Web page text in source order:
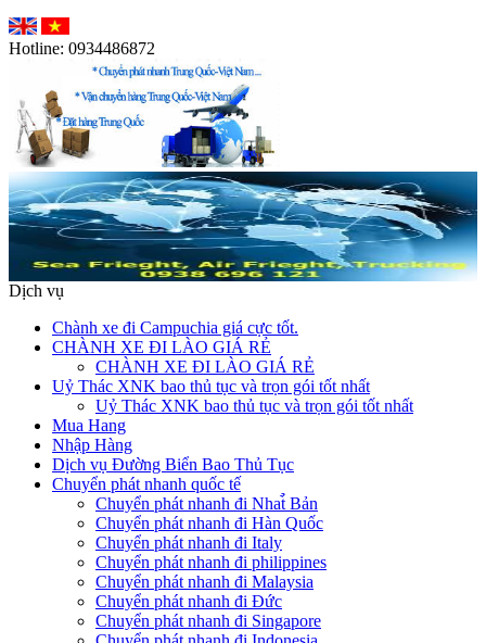
Hotline: 0934486872
Dịch vụ
Chành xe đi Campuchia giá cực tốt.
CHÀNH XE ĐI LÀO GIÁ RẺ
CHÀNH XE ĐI LÀO GIÁ RẺ
Uỷ Thác XNK bao thủ tục và trọn gói tốt nhất
Uỷ Thác XNK bao thủ tục và trọn gói tốt nhất
Mua Hang
Nhập Hàng
Dịch vụ Đường Biển Bao Thủ Tục
Chuyển phát nhanh quốc tế
Chuyển phát nhanh đi Nhat̉̀ Bản
Chuyển phát nhanh đi Hàn Quốc
Chuyển phát nhanh đi Italy
Chuyển phát nhanh đi philippines
Chuyển phát nhanh đi Malaysia
Chuyển phát nhanh đi Đức
Chuyển phát nhanh đi Singapore